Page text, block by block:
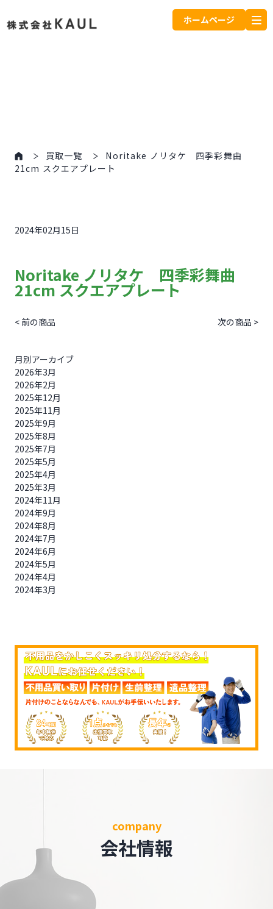
ホームページ
買取一覧
Noritake ノリタケ 四季彩舞曲
21cm スクエアプレート
2024年02月15日
Noritake ノリタケ 四季彩舞曲
21cm スクエアプレート
< 前の商品 次の商品 >
月別アーカイブ
2026年3月
2026年2月
2025年12月
2025年11月
2025年9月
2025年8月
2025年7月
2025年5月
2025年4月
2025年3月
2024年11月
2024年9月
2024年8月
2024年7月
2024年6月
2024年5月
2024年4月
2024年3月
company
会社情報